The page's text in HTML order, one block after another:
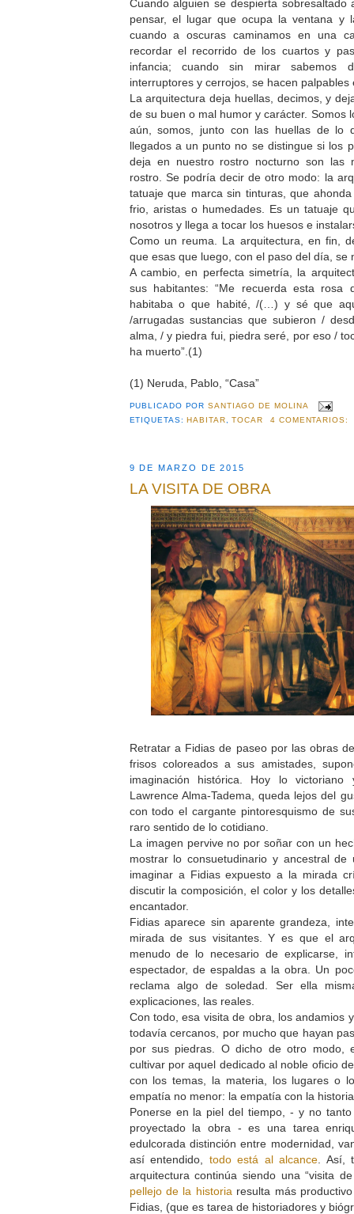
Cuando alguien se despierta
pensar, el lugar que ocupa la ventana y
cuando a oscuras caminamos en una
recordar el recorrido de los cuartos y
infancia; cuando sin mirar sabemos
interruptores y cerrojos, se hacen palpables
La arquitectura deja huellas, decimos, y
de su buen o mal humor y carácter. Somos
aún, somos, junto con las huellas de lo
llegados a un punto no se distingue si los
deja en nuestro rostro nocturno son las
rostro. Se podría decir de otro modo: la
tatuaje que marca sin tinturas, que
frio, aristas o humedades. Es un tatuaje
nosotros y llega a tocar los huesos e
Como un reuma. La arquitectura, en fin,
que esas que luego, con el paso del día, se
A cambio, en perfecta simetría, la
sus habitantes: “Me recuerda esta
habitaba o que habité, /(…) y sé que
/arrugadas sustancias que subieron /
alma, / y piedra fui, piedra seré, por eso /
ha muerto”.(1)
(1) Neruda, Pablo, “Casa”
PUBLICADO PORSANTIAGO DE MOLINA
ETIQUETAS: HABITAR,TOCAR 4 COMENTARIOS:
9 DE MARZO DE 2015
LA VISITA DE OBRA
Retratar a Fidias de paseo por las obras
frisos coloreados a sus amistades,
imaginación histórica. Hoy lo
Lawrence Alma-Tadema, queda lejos del
con todo el cargante pintoresquismo de
raro sentido de lo cotidiano.
La imagen pervive no por soñar con un
mostrar lo consuetudinario y ancestral
imaginar a Fidias expuesto a la mirada
discutir la composición, el color y los
encantador.
Fidias aparece sin aparente grandeza,
mirada de sus visitantes. Y es que el
menudo de lo necesario de explicarse,
espectador, de espaldas a la obra. Un
reclama algo de soledad. Ser ella
explicaciones, las reales.
Con todo, esa visita de obra, los andamios
todavía cercanos, por mucho que hayan
por sus piedras. O dicho de otro modo,
cultivar por aquel dedicado al noble oficio
con los temas, la materia, los lugares o
empatía no menor: la empatía con la
Ponerse en la piel del tiempo, - y no
proyectado la obra - es una tarea
edulcorada distinción entre modernidad,
así entendido, todo está al alcance . Así,
arquitectura continúa siendo una “visita
pellejo de la historia resulta más
Fidias, (que es tarea de historiadores y